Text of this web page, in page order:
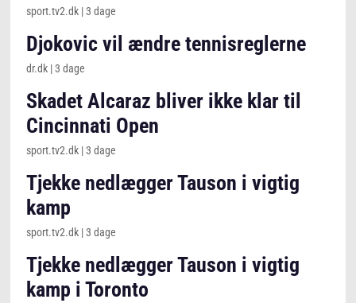
sport.tv2.dk |3 dage
Djokovic vil ændre tennisreglerne
dr.dk |3 dage
Skadet Alcaraz bliver ikke klar til
Cincinnati Open
sport.tv2.dk |3 dage
Tjekke nedlægger Tauson i vigtig
kamp
sport.tv2.dk |3 dage
Tjekke nedlægger Tauson i vigtig
kamp i Toronto